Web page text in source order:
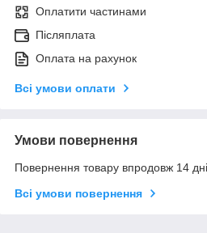
Оплатити частинами
Післяплата
Оплата на рахунок
Всі умови оплати
Умови повернення
Повернення товару впродовж 14
Всі умови повернення